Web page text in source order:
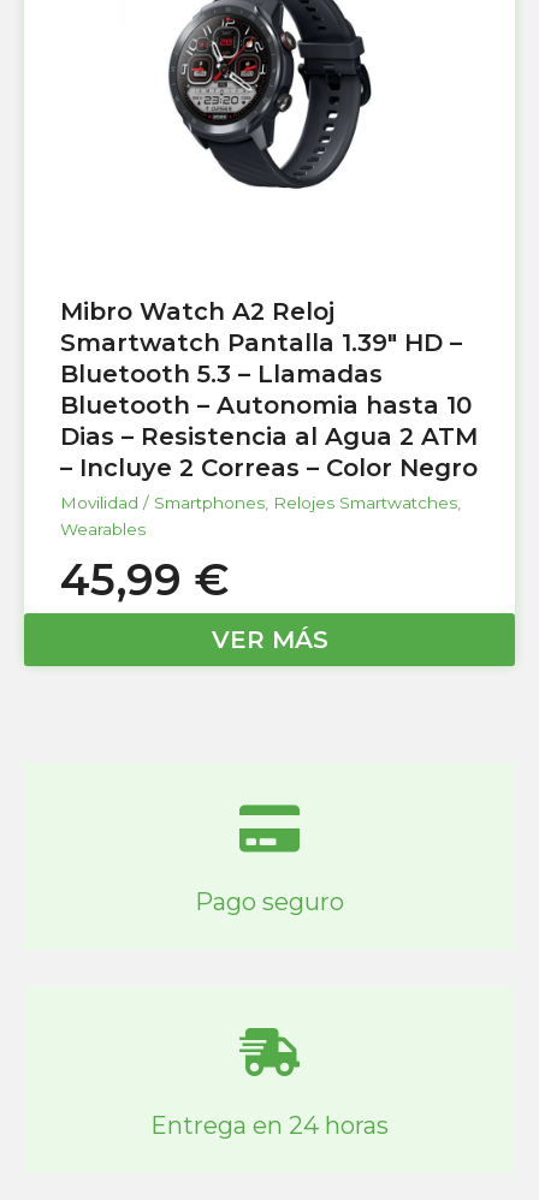
Mibro Watch A2 Reloj
Smartwatch Pantalla 1.39″ HD –
Bluetooth 5.3 – Llamadas
Bluetooth – Autonomia hasta 10
Dias – Resistencia al Agua 2 ATM
– Incluye 2 Correas – Color Negro
Movilidad / Smartphones Relojes Smartwatches
Wearables
45,99 €
VER MÁS
Pago seguro
Entrega en 24 horas